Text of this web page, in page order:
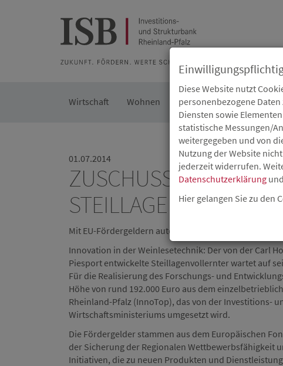
Wirtschaft Wohnen Kommunal Die ISB
01.07.2014
ZUSCHUSS FÜR
Mit EU-Fördergeldern automatisierte Weinlese in
Innovation in der Weinlesetechnik: Der von der Carl
Piesport entwickelte Steillagenvollernter wartet auf
Für die Realisierung des Forschungs- und
Höhe von rund 192.000 Euro aus dem
Rheinland-Pfalz (InnoTop), das von der Investitions-
Wirtschaftsministeriums umgesetzt wird.
Die Fördergelder stammen aus dem Europäischen
der Sicherung der Regionalen Wettbewerbsfähigkeit
Initiativen, die zu neuen Produkten und
Diese Website nutzt
personenbezogene
Diensten sowie
statistische Messungen/
weitergegeben und von
Nutzung der Website
jederzeit widerrufen.
Datenschutzerklärung
Hier gelangen Sie zu den